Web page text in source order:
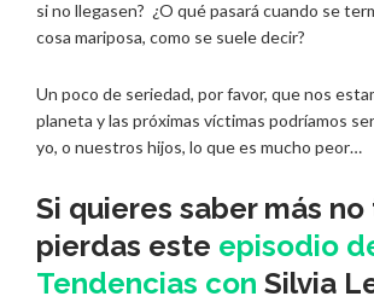
si no llegasen? ¿O qué pasará cuando se
cosa mariposa, como se suele decir?
Un poco de seriedad, por favor, que nos
planeta y las próximas víctimas podríamos
yo, o nuestros hijos, lo que es mucho peor…
Si quieres saber más no
pierdas este episodio
Tendencias con Silvia